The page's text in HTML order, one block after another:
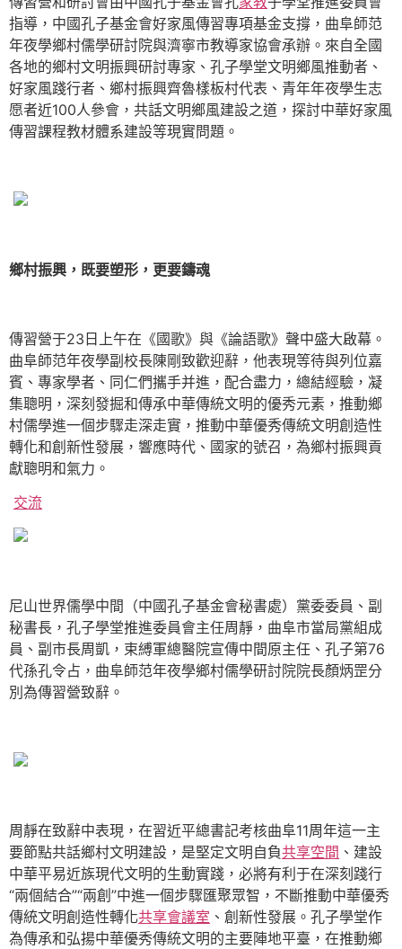
指導，中國孔子基金會好家風傳習專項基金支撐，曲阜師范
年夜學鄉村儒學研討院與濟寧市教導家協會承辦。來自全國
各地的鄉村文明振興研討專家、孔子學堂文明鄉風推動者、
好家風踐行者、鄉村振興齊魯樣板村代表、青年年夜學生志
愿者近100人參會，共話文明鄉風建設之道，探討中華好家風
傳習課程教材體系建設等現實問題。
鄉村振興，既要塑形，更要鑄魂
傳習營于23日上午在《國歌》與《論語歌》聲中盛大啟幕。
曲阜師范年夜學副校長陳剛致歡迎辭，他表現等待與列位嘉
賓、專家學者、同仁們攜手并進，配合盡力，總結經驗，凝
集聰明，深刻發掘和傳承中華傳統文明的優秀元素，推動鄉
村儒學進一個步驟走深走實，推動中華優秀傳統文明創造性
轉化和創新性發展，響應時代、國家的號召，為鄉村振興貢
獻聰明和氣力。
交流
尼山世界儒學中間（中國孔子基金會秘書處）黨委委員、副
秘書長，孔子學堂推進委員會主任周靜，曲阜市當局黨組成
員、副市長周凱，束縛軍總醫院宣傳中間原主任、孔子第76
代孫孔令占，曲阜師范年夜學鄉村儒學研討院院長顏炳罡分
別為傳習營致辭。
周靜在致辭中表現，在習近平總書記考核曲阜11周年這一主
要節點共話鄉村文明建設，是堅定文明自負共享空間 、建設
中華平易近族現代文明的生動實踐，必將有利于在深刻踐行
“兩個結合”“兩創”中進一個步驟匯聚眾智，不斷推動中華優秀
傳統文明創造性轉化共享會議室 、創新性發展。孔子學堂作
為傳承和弘揚中華優秀傳統文明的主要陣地平臺，在推動鄉